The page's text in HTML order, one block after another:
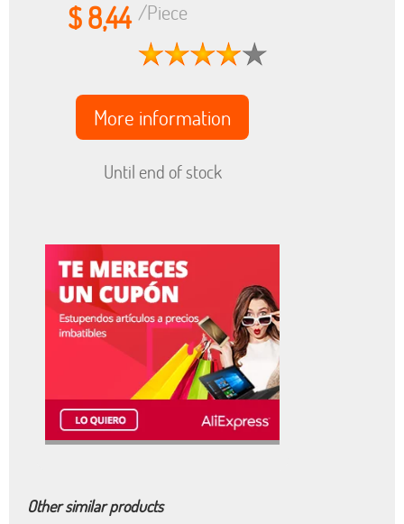
$ 8,44 /Piece
More information
Until end of stock
Other similar products